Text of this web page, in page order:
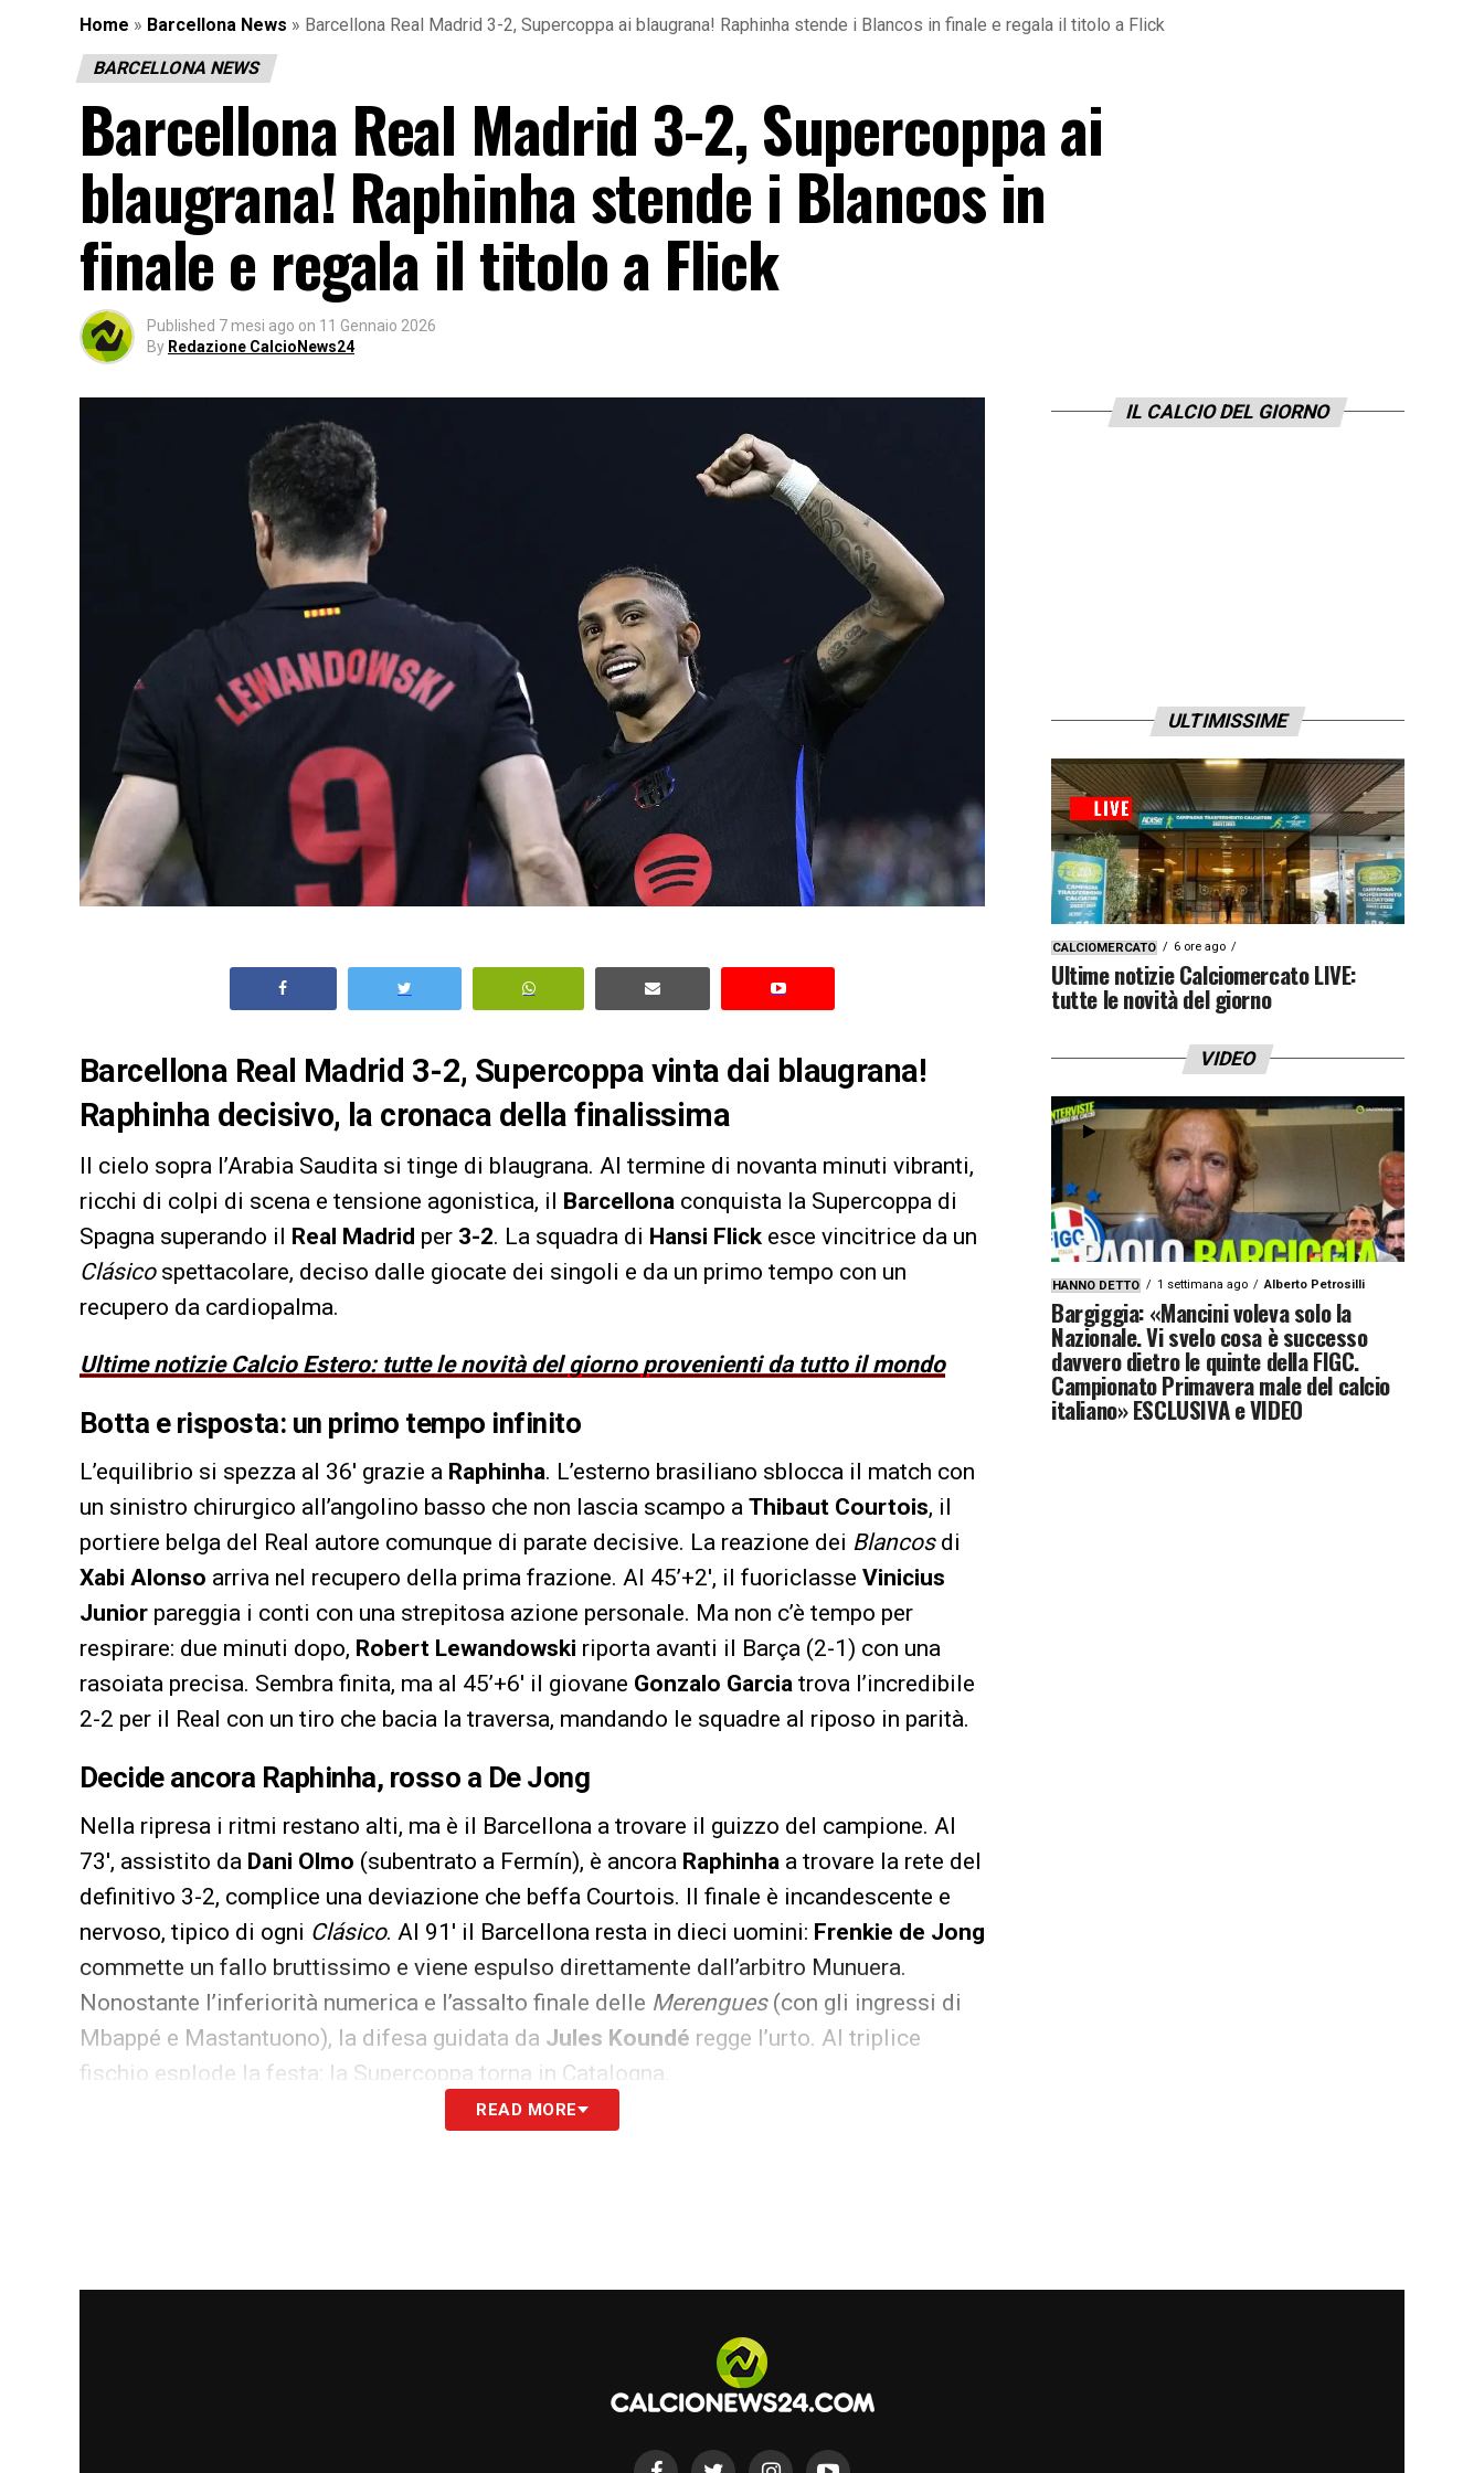
Home » Barcellona News » Barcellona Real Madrid 3-2, Supercoppa ai blaugrana! Raphinha stende i Blancos in finale e regala il titolo a Flick
BARCELLONA NEWS
Barcellona Real Madrid 3-2, Supercoppa ai
blaugrana! Raphinha stende i Blancos in
finale e regala il titolo a Flick
Published 7 mesi ago on 11 Gennaio 2026
By Redazione CalcioNews24
Barcellona Real Madrid 3-2, Supercoppa vinta dai blaugrana!
Raphinha decisivo, la cronaca della finalissima
Il cielo sopra l’Arabia Saudita si tinge di blaugrana. Al termine di novanta minuti vibranti,
ricchi di colpi di scena e tensione agonistica, il Barcellona conquista la Supercoppa di
Spagna superando il Real Madrid per 3-2. La squadra di Hansi Flick esce vincitrice da un
Clásicospettacolare, deciso dalle giocate dei singoli e da un primo tempo con un
recupero da cardiopalma.
Ultime notizie Calcio Estero: tutte le novità del giorno provenienti da tutto il mondo
Botta e risposta: un primo tempo infinito
L’equilibrio si spezza al 36′ grazie a Raphinha. L’esterno brasiliano sblocca il match con
un sinistro chirurgico all’angolino basso che non lascia scampo a Thibaut Courtois, il
portiere belga del Real autore comunque di parate decisive. La reazione dei Blancosdi
Xabi Alonso arriva nel recupero della prima frazione. Al 45’+2′, il fuoriclasse Vinicius
Junior pareggia i conti con una strepitosa azione personale. Ma non c’è tempo per
respirare: due minuti dopo, Robert Lewandowski riporta avanti il Barça (2-1) con una
rasoiata precisa. Sembra finita, ma al 45’+6′ il giovane Gonzalo Garcia trova l’incredibile
2-2 per il Real con un tiro che bacia la traversa, mandando le squadre al riposo in parità.
Decide ancora Raphinha, rosso a De Jong
Nella ripresa i ritmi restano alti, ma è il Barcellona a trovare il guizzo del campione. Al
73′, assistito da Dani Olmo (subentrato a Fermín), è ancora Raphinha a trovare la rete del
definitivo 3-2, complice una deviazione che beffa Courtois. Il finale è incandescente e
nervoso, tipico di ogni Clásico. Al 91′ il Barcellona resta in dieci uomini: Frenkie de Jong
commette un fallo bruttissimo e viene espulso direttamente dall’arbitro Munuera.
Nonostante l’inferiorità numerica e l’assalto finale delle Merengues(con gli ingressi di
Mbappé e Mastantuono), la difesa guidata da Jules Koundé regge l’urto. Al triplice
fischio esplode la festa: la Supercoppa torna in Catalogna.
READ MORE
IL CALCIO DEL GIORNO
ULTIMISSIME
CALCIOMERCATO 6 ore ago
Ultime notizie Calciomercato LIVE:
tutte le novità del giorno
VIDEO
HANNO DETTO 1 settimana ago Alberto Petrosilli
Bargiggia: «Mancini voleva solo la
Nazionale. Vi svelo cosa è successo
davvero dietro le quinte della FIGC.
Campionato Primavera male del calcio
italiano» ESCLUSIVA e VIDEO